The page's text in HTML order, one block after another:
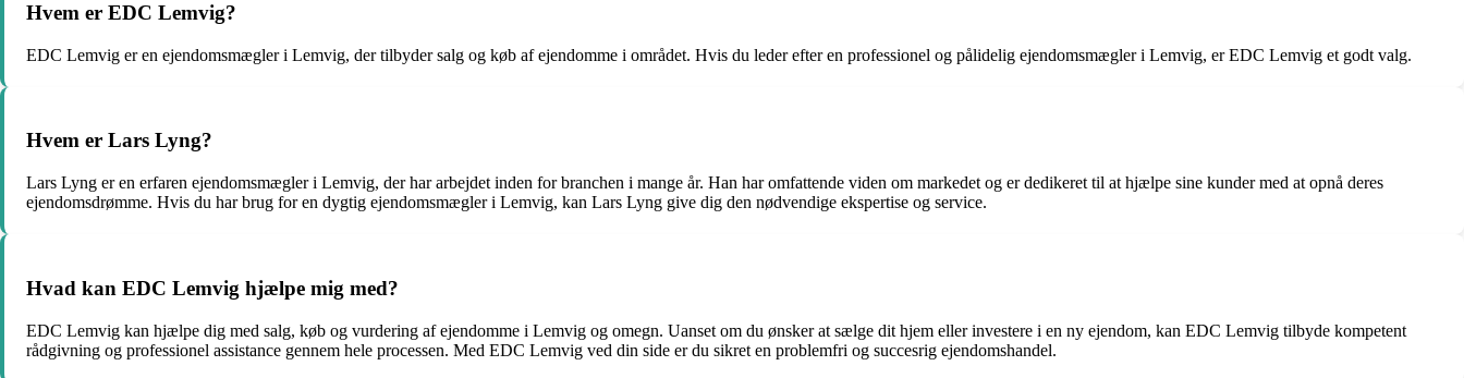
Hvem er EDC Lemvig?
EDC Lemvig er en ejendomsmægler i Lemvig, der tilbyder salg og køb af ejendomme i området. Hvis du leder efter en professionel og pålidelig ejendomsmægler i Lemvig, er EDC Lemvig et godt valg.
Hvem er Lars Lyng?
Lars Lyng er en erfaren ejendomsmægler i Lemvig, der har arbejdet inden for branchen i mange år. Han har omfattende viden om markedet og er dedikeret til at hjælpe sine kunder med at opnå deres
ejendomsdrømme. Hvis du har brug for en dygtig ejendomsmægler i Lemvig, kan Lars Lyng give dig den nødvendige ekspertise og service.
Hvad kan EDC Lemvig hjælpe mig med?
EDC Lemvig kan hjælpe dig med salg, køb og vurdering af ejendomme i Lemvig og omegn. Uanset om du ønsker at sælge dit hjem eller investere i en ny ejendom, kan EDC Lemvig tilbyde kompetent
rådgivning og professionel assistance gennem hele processen. Med EDC Lemvig ved din side er du sikret en problemfri og succesrig ejendomshandel.